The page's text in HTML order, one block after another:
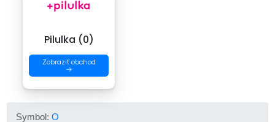
Pilulka (0)
Zobraziť obchod
→
Symbol:O